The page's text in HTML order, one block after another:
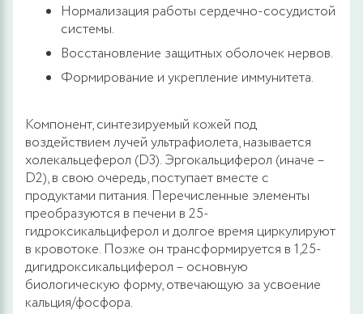
Нормализация работы сердечно-сосудистой
системы.
Восстановление защитных оболочек нервов.
Формирование и укрепление иммунитета.
Компонент, синтезируемый кожей под
воздействием лучей ультрафиолета, называется
холекальцеферол (D3). Эргокальциферол (иначе –
D2), в свою очередь, поступает вместе с
продуктами питания. Перечисленные элементы
преобразуются в печени в 25-
гидроксикальциферол и долгое время циркулируют
в кровотоке. Позже он трансформируется в 1,25-
дигидроксикальциферол – основную
биологическую форму, отвечающую за усвоение
кальция/фосфора.